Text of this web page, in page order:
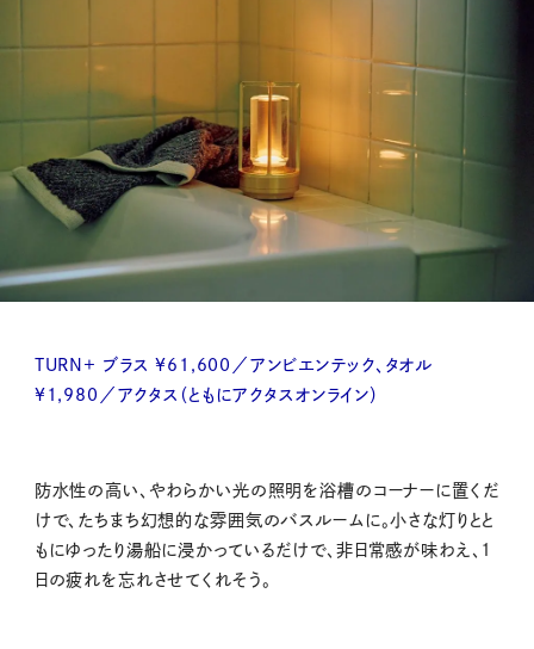
TURN+ ブラス ¥61,600／アンビエンテック、タオル
¥1,980／アクタス（ともにアクタスオンライン）
防水性の高い、やわらかい光の照明を浴槽のコーナーに置くだ
けで、たちまち幻想的な雰囲気のバスルームに。小さな灯りとと
もにゆったり湯船に浸かっているだけで、非日常感が味わえ、1
日の疲れを忘れさせてくれそう。